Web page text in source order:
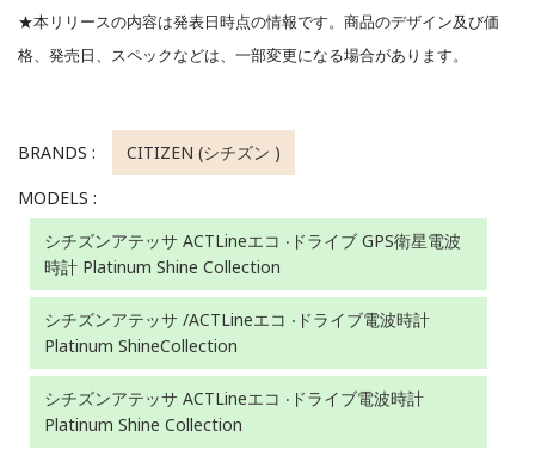
★本リリースの内容は発表⽇時点の情報です。商品のデザイン及び価
格、発売⽇、スペックなどは、⼀部変更になる場合があります。
BRANDS :
CITIZEN (シチズン )
MODELS :
シチズンアテッサ ACTLineエコ ‧ドライブ GPS衛星電波
時計 Platinum Shine Collection
シチズンアテッサ /ACTLineエコ ‧ドライブ電波時計
Platinum ShineCollection
シチズンアテッサ ACTLineエコ ‧ドライブ電波時計
Platinum Shine Collection